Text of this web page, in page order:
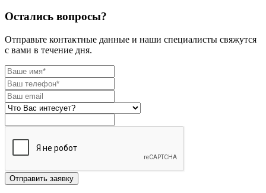
Остались вопросы?
Отправьте контактные данные и наши специалисты свяжутся
с вами в течение дня.
Отправить заявку